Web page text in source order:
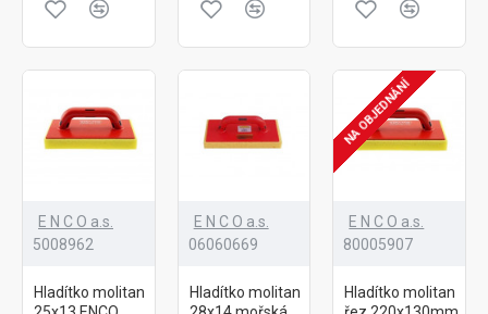
E N C O a.s.
5008962
Hladítko molitan
E N C O a.s.
06060669
Hladítko molitan
NA OBJEDNÁNÍ
E N C O a.s.
80005907
Hladítko molitan